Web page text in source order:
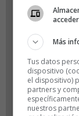
Más
Tus datos
dispositivo
el dispositivo)
partners y
nuestros